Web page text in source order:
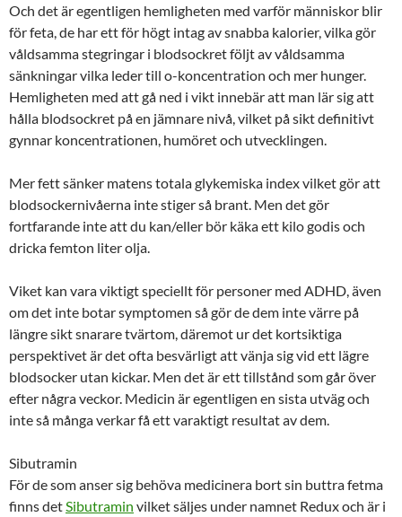
Och det är egentligen hemligheten med varför människor blir
för feta, de har ett för högt intag av snabba kalorier, vilka gör
våldsamma stegringar i blodsockret följt av våldsamma
sänkningar vilka leder till o-koncentration och mer hunger.
Hemligheten med att gå ned i vikt innebär att man lär sig att
hålla blodsockret på en jämnare nivå, vilket på sikt definitivt
gynnar koncentrationen, humöret och utvecklingen.
Mer fett sänker matens totala glykemiska index vilket gör att
blodsockernivåerna inte stiger så brant. Men det gör
fortfarande inte att du kan/eller bör käka ett kilo godis och
dricka femton liter olja.
Viket kan vara viktigt speciellt för personer med ADHD, även
om det inte botar symptomen så gör de dem inte värre på
längre sikt snarare tvärtom, däremot ur det kortsiktiga
perspektivet är det ofta besvärligt att vänja sig vid ett lägre
blodsocker utan kickar. Men det är ett tillstånd som går över
efter några veckor. Medicin är egentligen en sista utväg och
inte så många verkar få ett varaktigt resultat av dem.
Sibutramin
För de som anser sig behöva medicinera bort sin buttra fetma
finns det Sibutramin vilket säljes under namnet Redux och är i